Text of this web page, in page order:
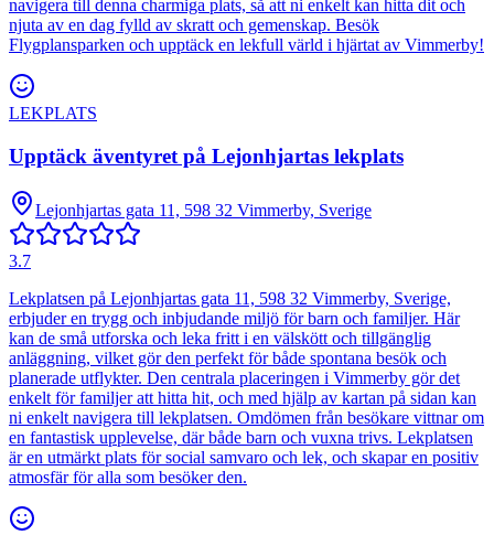
navigera till denna charmiga plats, så att ni enkelt kan hitta dit och
njuta av en dag fylld av skratt och gemenskap. Besök
Flygplansparken och upptäck en lekfull värld i hjärtat av Vimmerby!
LEKPLATS
Upptäck äventyret på Lejonhjartas lekplats
Lejonhjartas gata 11, 598 32 Vimmerby, Sverige
3.7
Lekplatsen på Lejonhjartas gata 11, 598 32 Vimmerby, Sverige,
erbjuder en trygg och inbjudande miljö för barn och familjer. Här
kan de små utforska och leka fritt i en välskött och tillgänglig
anläggning, vilket gör den perfekt för både spontana besök och
planerade utflykter. Den centrala placeringen i Vimmerby gör det
enkelt för familjer att hitta hit, och med hjälp av kartan på sidan kan
ni enkelt navigera till lekplatsen. Omdömen från besökare vittnar om
en fantastisk upplevelse, där både barn och vuxna trivs. Lekplatsen
är en utmärkt plats för social samvaro och lek, och skapar en positiv
atmosfär för alla som besöker den.